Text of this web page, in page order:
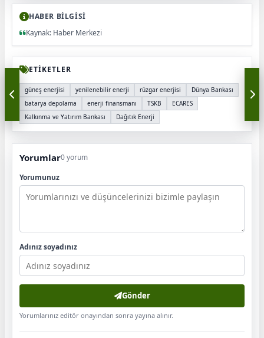
HABER BİLGİSİ
Kaynak: Haber Merkezi
ETİKETLER
güneş enerjisi yenilenebilir enerji rüzgar enerjisi
Dünya Bankası
batarya depolama
enerji finansmanı TSKB
ECARES
Kalkınma ve Yatırım Bankası
Dağıtık Enerji
Yorumlar0 yorum
Yorumunuz
Adınız soyadınız
Gönder
Yorumlarınız editör onayından sonra yayına alınır.